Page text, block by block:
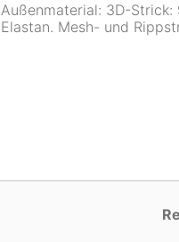
Außenmaterial: 3D-Strick:
Elastan. Mesh- und